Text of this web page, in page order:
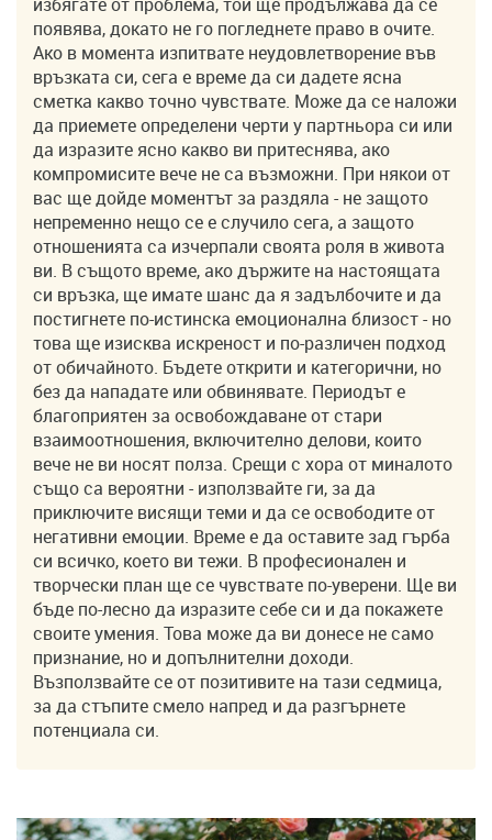
появява, докато не го погледнете право в очите.
Ако в момента изпитвате неудовлетворение във
връзката си, сега е време да си дадете ясна
сметка какво точно чувствате. Може да се наложи
да приемете определени черти у партньора си или
да изразите ясно какво ви притеснява, ако
компромисите вече не са възможни. При някои от
вас ще дойде моментът за раздяла - не защото
непременно нещо се е случило сега, а защото
отношенията са изчерпали своята роля в живота
ви. В същото време, ако държите на настоящата
си връзка, ще имате шанс да я задълбочите и да
постигнете по-истинска емоционална близост - но
това ще изисква искреност и по-различен подход
от обичайното. Бъдете открити и категорични, но
без да нападате или обвинявате. Периодът е
благоприятен за освобождаване от стари
взаимоотношения, включително делови, които
вече не ви носят полза. Срещи с хора от миналото
също са вероятни - използвайте ги, за да
приключите висящи теми и да се освободите от
негативни емоции. Време е да оставите зад гърба
си всичко, което ви тежи. В професионален и
творчески план ще се чувствате по-уверени. Ще ви
бъде по-лесно да изразите себе си и да покажете
своите умения. Това може да ви донесе не само
признание, но и допълнителни доходи.
Възползвайте се от позитивите на тази седмица,
за да стъпите смело напред и да разгърнете
потенциала си.